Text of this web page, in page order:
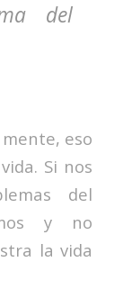
del
eso
Si nos
del
y no
la vida